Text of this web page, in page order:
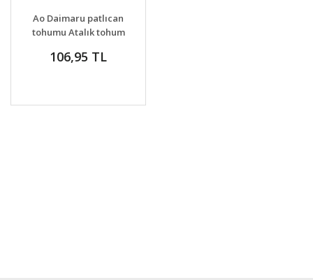
DETAYLAR
VER
Ao Daimaru patlıcan
tohumu Atalık tohum
106,95 TL